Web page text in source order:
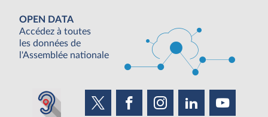
OPEN DATA
Accédez à toutes
les données de
l'Assemblée nationale